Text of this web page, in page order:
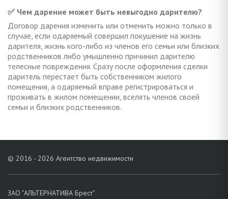
✅ Чем дарение может быть невыгодно дарителю?
Договор дарения изменить или отменить можно только в
случае, если одаряемый совершил покушение на жизнь
дарителя, жизнь кого-либо из членов его семьи или близких
родственников либо умышленно причинил дарителю
телесные повреждения. Сразу после оформления сделки
даритель перестает быть собственником жилого
помещения, а одаряемый вправе регистрироваться и
проживать в жилом помещении, вселять членов своей
семьи и близких родственников.
© 2016 - 2026 Агентство недвижимости
ЗАО "АЛЬТЕРНАТИВА Брест"